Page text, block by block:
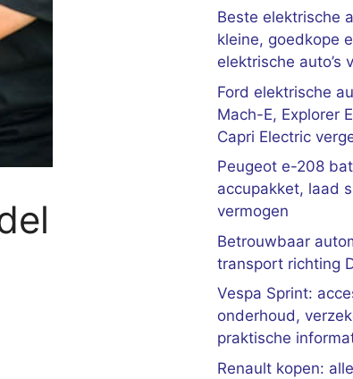
Beste elektrische
kleine, goedkope
elektrische auto’s
Ford elektrische
Mach-E, Explorer
Capri Electric
Peugeot e-208
accupakket, laad
vermogen
Betrouwbaar
transport richting
Vespa Sprint:
onderhoud,
praktische
Renault kopen: